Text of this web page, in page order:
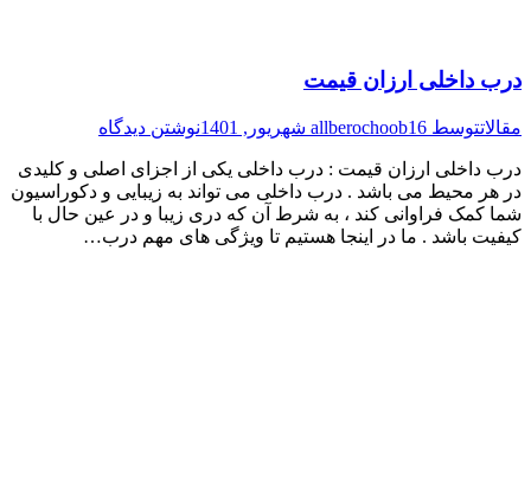
درب داخلی ارزان قیمت
مقالاتتوسط allberochoob16 شهریور, 1401 نوشتن دیدگاه
درب داخلی ارزان قیمت : درب داخلی یکی از اجزای اصلی و کلیدی
در هر محیط می باشد . درب داخلی می تواند به زیبایی و دکوراسیون
شما کمک فراوانی کند ، به شرط آن که دری زیبا و در عین حال با
کیفیت باشد . ما در اینجا هستیم تا ویژگی های مهم درب…